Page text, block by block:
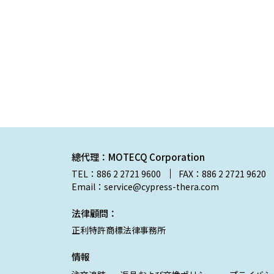
總代理：MOTECQ Corporation
TEL：886 2 2721 9600
FAX：886 2 2721 9620
Email：service@cypress-thera.com
法律顧問：
正利特許商標法律事務所
情報